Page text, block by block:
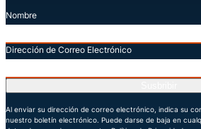
Nombre
Dirección de Correo Electrónico
Al enviar su dirección de correo electrónico, indica su
nuestro boletín electrónico. Puede darse de baja en